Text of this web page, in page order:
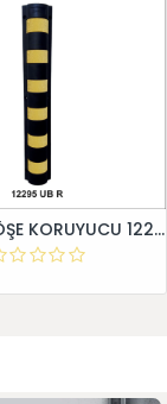
KOLON KÖŞE KORUYUCU 12295 UB R